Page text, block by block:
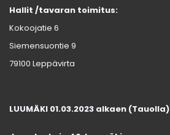
Hallit /tavaran toimitus:
Kokoojatie 6
Siemensuontie 9
79100 Leppävirta
LUUMÄKI 01.03.2023 alkaen (Tauolla)